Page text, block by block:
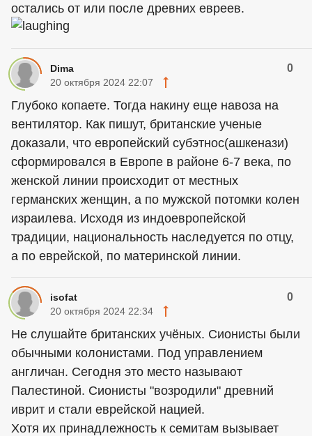
остались от или после древних евреев.
Dima 0
20 октября 2024 22:07
Глубоко копаете. Тогда накину еще навоза на
вентилятор. Как пишут, британские ученые
доказали, что европейский субэтнос(ашкенази)
сформировался в Европе в районе 6-7 века, по
женской линии происходит от местных
германских женщин, а по мужской потомки колен
израилева. Исходя из индоевропейской
традиции, национальность наследуется по отцу,
а по еврейской, по материнской линии.
isofat 0
20 октября 2024 22:34
Не слушайте британских учёных. Сионисты были
обычными колонистами. Под управлением
англичан. Сегодня это место называют
Палестиной. Сионисты "возродили" древний
иврит и стали еврейской нацией.
Хотя их принадлежность к семитам вызывает